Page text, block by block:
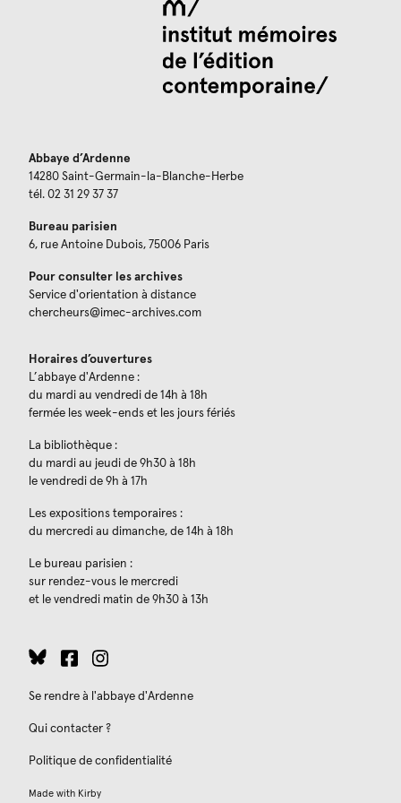
Abbaye d’Ardenne
14280 Saint-Germain-la-Blanche-Herbe
tél. 02 31 29 37 37
Bureau parisien
6, rue Antoine Dubois, 75006 Paris
Pour consulter les archives
Service d'orientation à distance
chercheurs@imec-archives.com
Horaires d’ouvertures
L’abbaye d'Ardenne :
du mardi au vendredi de 14h à 18h
fermée les week-ends et les jours fériés
La bibliothèque :
du mardi au jeudi de 9h30 à 18h
le vendredi de 9h à 17h
Les expositions temporaires :
du mercredi au dimanche, de 14h à 18h
Le bureau parisien :
sur rendez-vous le mercredi
et le vendredi matin de 9h30 à 13h
Se rendre à l'abbaye d'Ardenne
Qui contacter ?
Politique de confidentialité
Made with Kirby